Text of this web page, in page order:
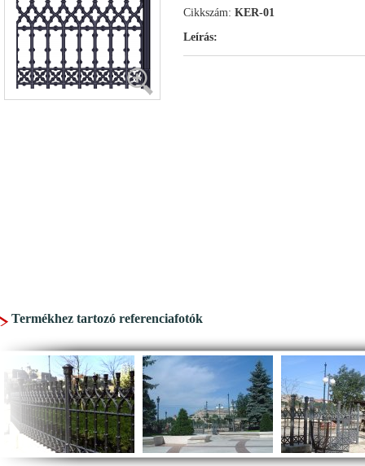
Cikkszám: KER-01
Leírás:
Termékhez tartozó referenciafotók